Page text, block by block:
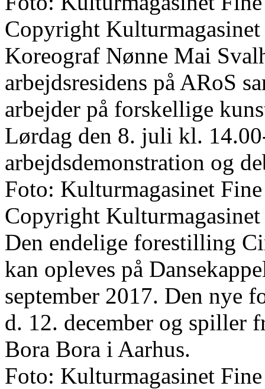
Copyright
Koreograf Nønne Mai
arbejdsresidens på ARoS
arbejder på forskellige
Lørdag den 8. juli kl.
arbejdsdemonstration og
Foto: Kulturmagasinet
Copyright
Den endelige forestilling
kan opleves på
september 2017. Den nye
d. 12. december og spiller
Bora Bora i Aarhus.
Foto: Kulturmagasinet